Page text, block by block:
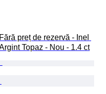
Fără preț de rezervă - Inel
Topaz - Nou - 1.4 ct